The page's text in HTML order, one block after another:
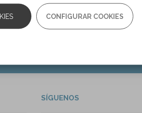
¡HAZNOS LLEGAR
SÍGUENOS
CONFIGURAR COOKIES